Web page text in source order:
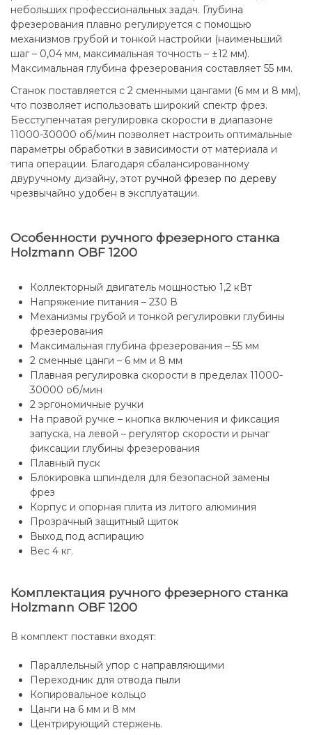
небольших профессиональных задач. Глубина
фрезерования плавно регулируется с помощью
механизмов грубой и тонкой настройки (наименьший
шаг – 0,04 мм, максимальная точность – ±12 мм).
Максимальная глубина фрезерования составляет 55 мм.
Станок поставляется с 2 сменными цангами (6 мм и 8 мм),
что позволяет использовать широкий спектр фрез.
Бесступенчатая регулировка скорости в диапазоне
11000-30000 об/мин позволяет настроить оптимальные
параметры обработки в зависимости от материала и
типа операции. Благодаря сбалансированному
двуручному дизайну, этот ручной фрезер по дереву
чрезвычайно удобен в эксплуатации.
Особенности ручного фрезерного станка
Holzmann OBF 1200
Коллекторный двигатель мощностью 1,2 кВт
Напряжение питания – 230 В
Механизмы грубой и тонкой регулировки глубины
фрезерования
Максимальная глубина фрезерования – 55 мм
2 сменные цанги – 6 мм и 8 мм
Плавная регулировка скорости в пределах 11000-
30000 об/мин
2 эргономичные ручки
На правой ручке – кнопка включения и фиксация
запуска, на левой – регулятор скорости и рычаг
фиксации глубины фрезерования
Плавный пуск
Блокировка шпинделя для безопасной замены
фрез
Корпус и опорная плита из литого алюминия
Прозрачный защитный щиток
Выход под аспирацию
Вес 4 кг.
Комплектация ручного фрезерного станка
Holzmann OBF 1200
В комплект поставки входят:
Параллельный упор с направляющими
Переходник для отвода пыли
Копировальное кольцо
Цанги на 6 мм и 8 мм
Центрирующий стержень.